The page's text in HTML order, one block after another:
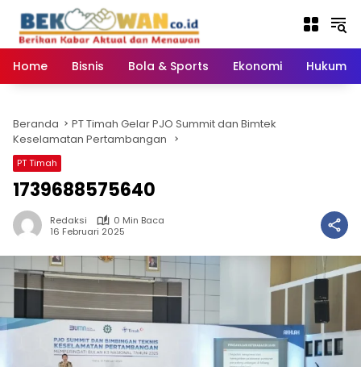
konten
Home
Bisnis Bola & Sports Ekonomi Hukum
Beranda
PT Timah Gelar PJO Summit dan Bimtek
Keselamatan Pertambangan
PT Timah
1739688575640
Redaksi
0 Min Baca
16 Februari 2025